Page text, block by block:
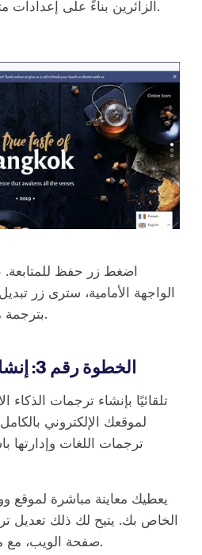
الزائرين بناءً على إعدادات متصفح الويب الخاص بهم.
اضغط زر حفظ للمتابعة.
الواجهة الأمامية، سترى زر
بترجمة موقعك بالكامل بنقرة زر.
الخطوة رقم 3: إنشاء ترجماتك وإدارتها
لموقعك الإلكتروني
ترجمات اللغات وإدارتها
الخاص بك. يتيح لك ذلك تعديل
صفحة الويب، مع مراعاة السياق والتصميم.